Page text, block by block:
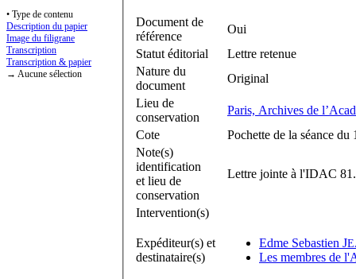
• Type de contenu
Description du papier
Image du filigrane
Transcription
Transcription & papier
→ Aucune sélection
Document de
référence
Oui
Statut éditorial
Lettre retenue
Nature du
document
Original
Lieu de
conservation
Paris, Archives de
Cote
Pochette de la séance du
Note(s)
identification
et lieu de
conservation
Lettre jointe à l'IDAC
Intervention(s)
Expéditeur(s) et
destinataire(s)
Edme Sebastien J
Les membres de